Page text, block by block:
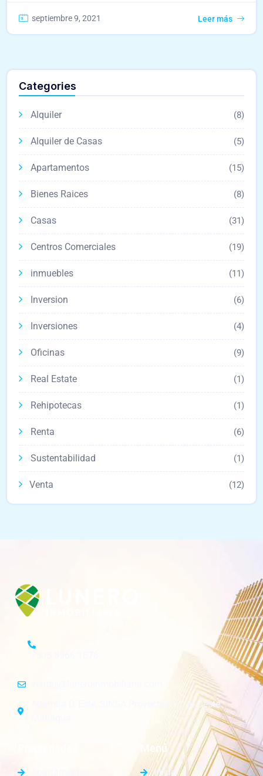
septiembre 9, 2021 Leer más
Categories
Alquiler (8)
Alquiler de Casas (5)
Apartamentos (15)
Bienes Raices (8)
Casas (31)
Centros Comerciales (19)
inmuebles (11)
Inversion (6)
Inversiones (4)
Oficinas (9)
Real Estate (1)
Rehipotecas (1)
Renta (6)
Sustentabilidad (1)
Venta (12)
Altamira D´Este, SINSA Proyectos 1c. al Oeste.
Menú
Inicio